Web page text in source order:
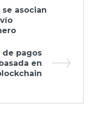
se asocian
de pagos
en